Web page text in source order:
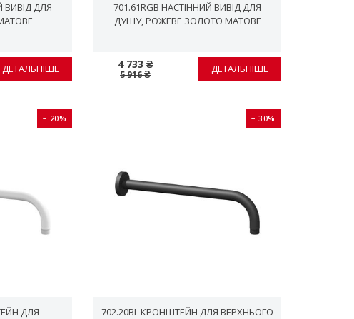
ВИВІД ДЛЯ
ДЕТАЛЬНІШЕ
701.61RGB НАСТІННИЙ ВИВІД ДЛЯ
ДУШУ, PОЖЕВЕ ЗОЛОТО МАТОВЕ
4 733 ₴
5 916 ₴ ДЕТАЛЬНІШЕ
− 20%
ДЛЯ
− 30%
702.20BL КРОНШТЕЙН ДЛЯ ВЕРХНЬОГО